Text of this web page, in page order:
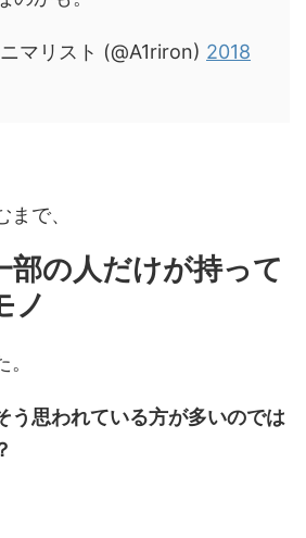
マリスト (@A1riron) 2018
で、
部の人だけが持って
ノ
う思われている方が多いのでは